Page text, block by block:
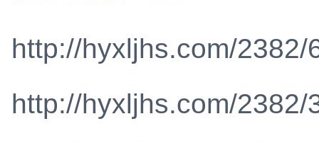
http://hyxljhs.com/2382/
http://hyxljhs.com/2382/